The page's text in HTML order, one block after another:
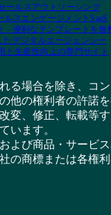
ールスアウトソーシング
スエンゲージメントSaaS
- 便利なテンプレートを無
たデジタルエージェンシー
と生産性向上の専門サイト
る場合を除き、コ
他の権利者の許諾
変、修正、転載等
います。
よび商品・サービ
の商標または各権